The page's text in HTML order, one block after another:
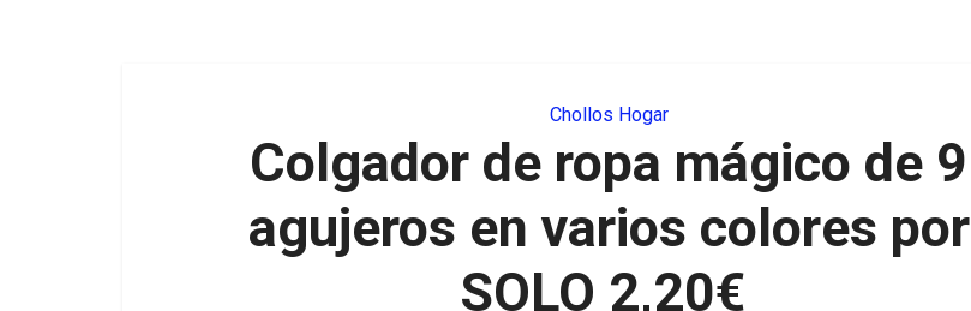
Chollos Hogar
Colgador de ropa mágico de 9
agujeros en varios colores por
SOLO 2,20€